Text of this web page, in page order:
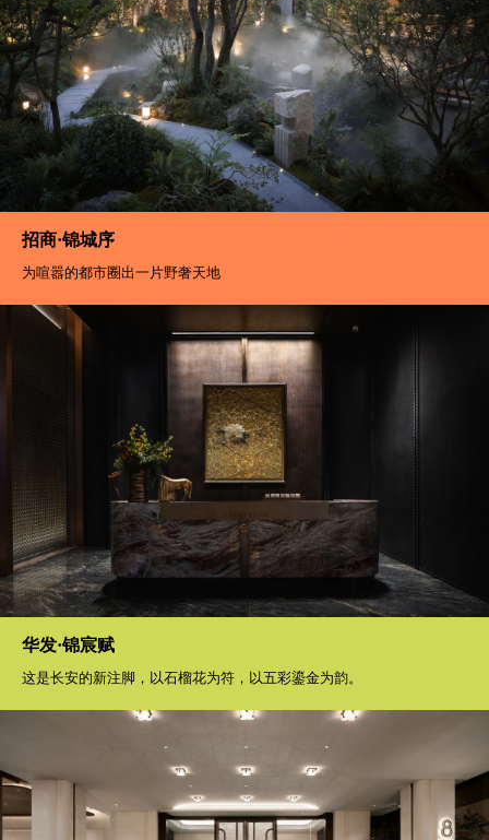
招商·锦城序
为喧嚣的都市圈出一片野奢天地
华发·锦宸赋
这是长安的新注脚，以石榴花为符，以五彩鎏金为韵。